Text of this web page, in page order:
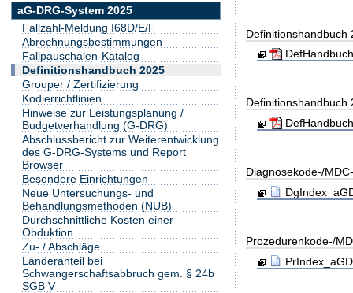
Definitionshandbuch
Definitionshandbuch
Diagnosekode-/
Prozedurenkode-/
aG-DRG-System 2025
Fallzahl-Meldung I68D/E/F
Abrechnungsbestimmungen
Fallpauschalen-Katalog
Definitionshandbuch 2025
Grouper / Zertifizierung
Kodierrichtlinien
Hinweise zur Leistungsplanung /
Budgetverhandlung (G-DRG)
Abschlussbericht zur Weiterentwicklung
des G-DRG-Systems und Report
Browser
Besondere Einrichtungen
Neue Untersuchungs- und
Behandlungsmethoden (NUB)
Durchschnittliche Kosten einer
Obduktion
Zu- / Abschläge
Länderanteil bei
Schwangerschaftsabbruch gem. § 24b
SGB V